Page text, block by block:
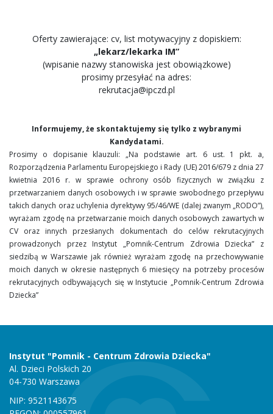
Oferty zawierające: cv, list motywacyjny z dopiskiem:
„lekarz/lekarka IM”
(wpisanie nazwy stanowiska jest obowiązkowe)
prosimy przesyłać na adres:
rekrutacja@ipczd.pl
Informujemy, że skontaktujemy się tylko z wybranymi
Kandydatami.
Prosimy o dopisanie klauzuli: „Na podstawie art. 6 ust. 1 pkt. a,
Rozporządzenia Parlamentu Europejskiego i Rady (UE) 2016/679 z dnia 27
kwietnia 2016 r. w sprawie ochrony osób fizycznych w związku z
przetwarzaniem danych osobowych i w sprawie swobodnego przepływu
takich danych oraz uchylenia dyrektywy 95/46/WE (dalej zwanym „RODO”),
wyrażam zgodę na przetwarzanie moich danych osobowych zawartych w
CV oraz innych przesłanych dokumentach do celów rekrutacyjnych
prowadzonych przez Instytut „Pomnik-Centrum Zdrowia Dziecka” z
siedzibą w Warszawie jak również wyrażam zgodę na przechowywanie
moich danych w okresie następnych 6 miesięcy na potrzeby procesów
rekrutacyjnych odbywających się w Instytucie „Pomnik-Centrum Zdrowia
Dziecka”
Instytut "Pomnik - Centrum Zdrowia Dziecka"
Al. Dzieci Polskich 20
04-730 Warszawa
NIP: 9521143675